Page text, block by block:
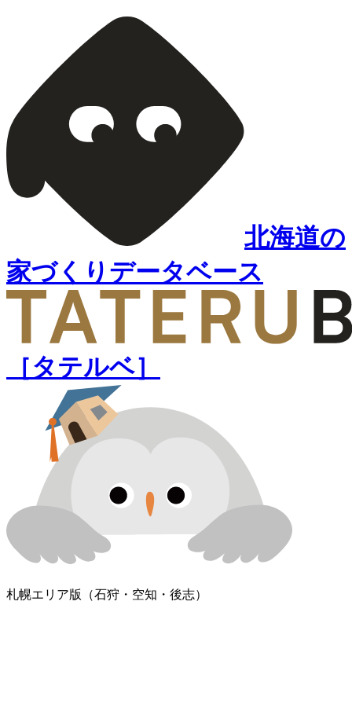
北海道の
家づくりデータベース
［タテルベ］
札幌エリア版 （石狩・空知・後志）